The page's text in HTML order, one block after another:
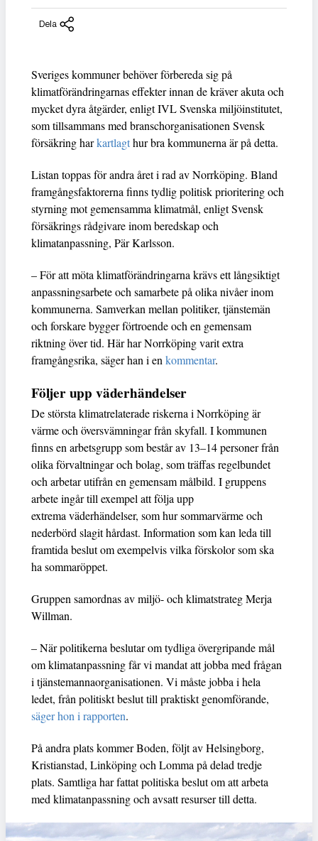
Dela
Sveriges kommuner behöver förbereda sig på
klimatförändringarnas effekter innan de kräver akuta och
mycket dyra åtgärder, enligt IVL Svenska miljöinstitutet,
som tillsammans med branschorganisationen Svensk
försäkring harkartlagthur bra kommunerna är på detta.
Listan toppas för andra året i rad av Norrköping. Bland
framgångsfaktorerna finns tydlig politisk prioritering och
styrning mot gemensamma klimatmål, enligt Svensk
försäkrings rådgivare inom beredskap och
klimatanpassning, Pär Karlsson.
– För att möta klimatförändringarna krävs ett långsiktigt
anpassningsarbete och samarbete på olika nivåer inom
kommunerna. Samverkan mellan politiker, tjänstemän
och forskare bygger förtroende och en gemensam
riktning över tid. Här har Norrköping varit extra
framgångsrika, säger han i enkommentar.
Följer upp väderhändelser
De största klimatrelaterade riskerna i Norrköping är
värme och översvämningar från skyfall. I kommunen
finns en arbetsgrupp som består av 13–14 personer från
olika förvaltningar och bolag, som träffas regelbundet
och arbetar utifrån en gemensam målbild. I gruppens
arbete ingår till exempel att följa upp
extrema väderhändelser, som hur sommarvärme och
nederbörd slagit hårdast. Information som kan leda till
framtida beslut om exempelvis vilka förskolor som ska
ha sommaröppet.
Gruppen samordnas av miljö- och klimatstrateg Merja
Willman.
– När politikerna beslutar om tydliga övergripande mål
om klimatanpassning får vi mandat att jobba med frågan
i tjänstemannaorganisationen. Vi måste jobba i hela
ledet, från politiskt beslut till praktiskt genomförande,
säger hon i rapporten.
På andra plats kommer Boden, följt av Helsingborg,
Kristianstad, Linköping och Lomma på delad tredje
plats. Samtliga har fattat politiska beslut om att arbeta
med klimatanpassning och avsatt resurser till detta.